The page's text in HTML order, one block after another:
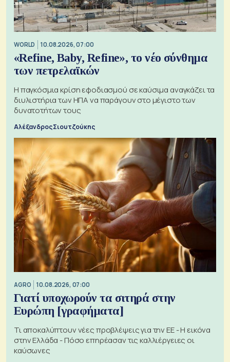
WORLD 10.08.2026, 07:00
«Refine, Baby, Refine», το νέο σύνθημα
των πετρελαϊκών
Η παγκόσμια κρίση εφοδιασμού σε καύσιμα αναγκάζει τα
διυλιστήρια των ΗΠΑ να παράγουν στο μέγιστο των
δυνατοτήτων τους
Αλέξανδρος Σιουτζούκης
AGRO 10.08.2026, 07:00
Γιατί υποχωρούν τα σιτηρά στην
Ευρώπη [γραφήματα]
Τι αποκαλύπτουν νέες προβλέψεις για την ΕΕ - Η εικόνα
στην Ελλάδα - Πόσο επηρέασαν τις καλλιέργειες οι
καύσωνες